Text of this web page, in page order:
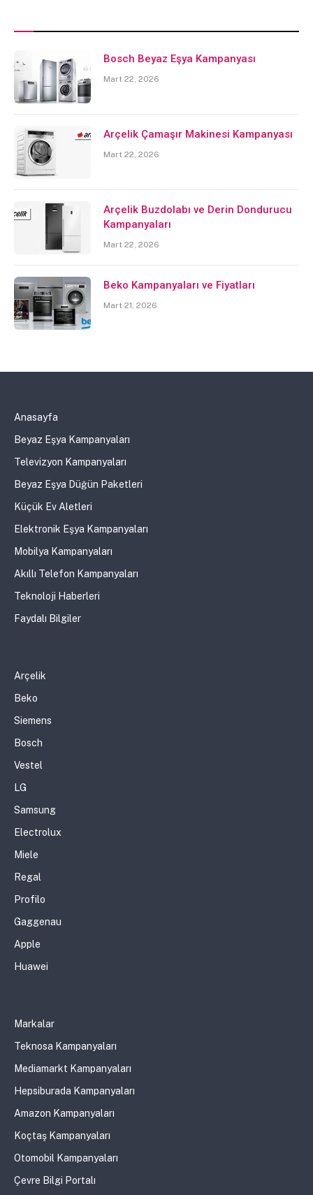
Bosch Beyaz Eşya Kampanyası
Mart 22, 2026
Arçelik Çamaşır Makinesi Kampanyası
Mart 22, 2026
Arçelik Buzdolabı ve Derin Dondurucu
Kampanyaları
Mart 22, 2026
Beko Kampanyaları ve Fiyatları
Mart 21, 2026
Anasayfa
Beyaz Eşya Kampanyaları
Televizyon Kampanyaları
Beyaz Eşya Düğün Paketleri
Küçük Ev Aletleri
Elektronik Eşya Kampanyaları
Mobilya Kampanyaları
Akıllı Telefon Kampanyaları
Teknoloji Haberleri
Faydalı Bilgiler
Arçelik
Beko
Siemens
Bosch
Vestel
LG
Samsung
Electrolux
Miele
Regal
Profilo
Gaggenau
Apple
Huawei
Markalar
Teknosa Kampanyaları
Mediamarkt Kampanyaları
Hepsiburada Kampanyaları
Amazon Kampanyaları
Koçtaş Kampanyaları
Otomobil Kampanyaları
Çevre Bilgi Portalı